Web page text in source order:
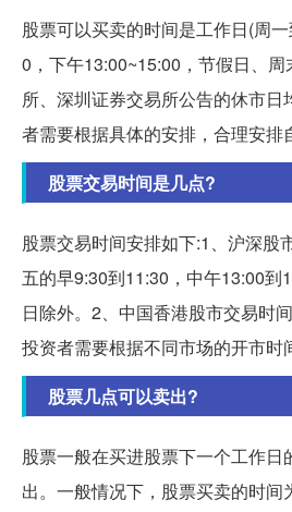
股票可以买卖的时间是工作日(周
0，下午13:00~15:00，节假日、
所、深圳证券交易所公告的休市日
者需要根据具体的安排，合理安排
股票交易时间是几点?
股票交易时间安排如下:1、沪深股
五的早9:30到11:30，中午13:00到
日除外。2、中国香港股市交易时
投资者需要根据不同市场的开市时
股票几点可以卖出?
股票一般在买进股票下一个工作日
出。一般情况下，股票买卖的时间